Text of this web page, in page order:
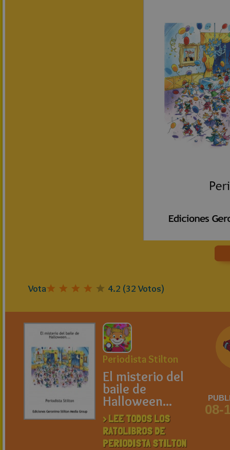
Vota 4.2 (32Votos)
Periodista Stilton
El misterio del
baile de
Halloween...
> LEE TODOS LOS
RATOLIBROS DE
PERIODISTA STILTON
08-